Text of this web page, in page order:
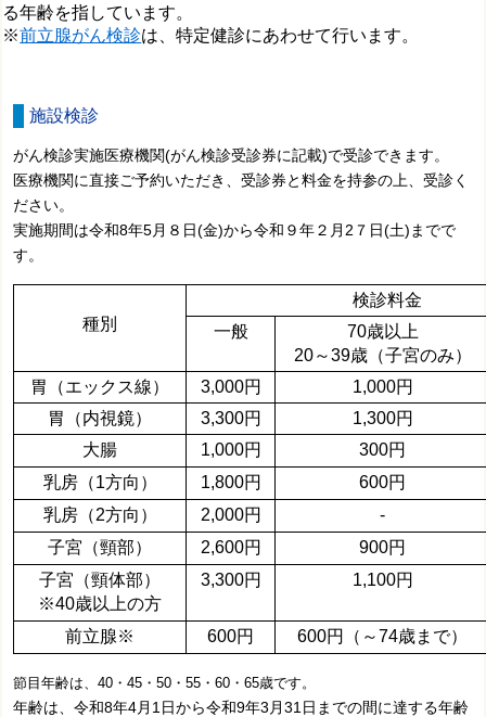
る年齢を指しています。
※前立腺がん検診は、特定健診にあわせて行います。
施設検診
がん検診実施医療機関(がん検診受診券に記載)で受診できます。
医療機関に直接ご予約いただき、受診券と料金を持参の上、受診く
ださい。
実施期間は令和8年5月８日(金)から令和９年２月2７日(土)までで
す。
種別
検診料金
一般
70歳以上
20～39歳（子宮のみ）
胃（エックス線）
3,000円
1,000円
胃（内視鏡）
3,300円
1,300円
大腸
1,000円
300円
乳房（1方向）
1,800円
600円
乳房（2方向）
2,000円
-
子宮（頸部）
2,600円
900円
子宮（頸体部）
※40歳以上の方
3,300円 1,100円
前立腺※ 600円 600円 （～74歳まで）
節目年齢は、40・45・50・55・60・65歳です。
年齢は、令和8年4月1日から令和9年3月31日までの間に達する年齢